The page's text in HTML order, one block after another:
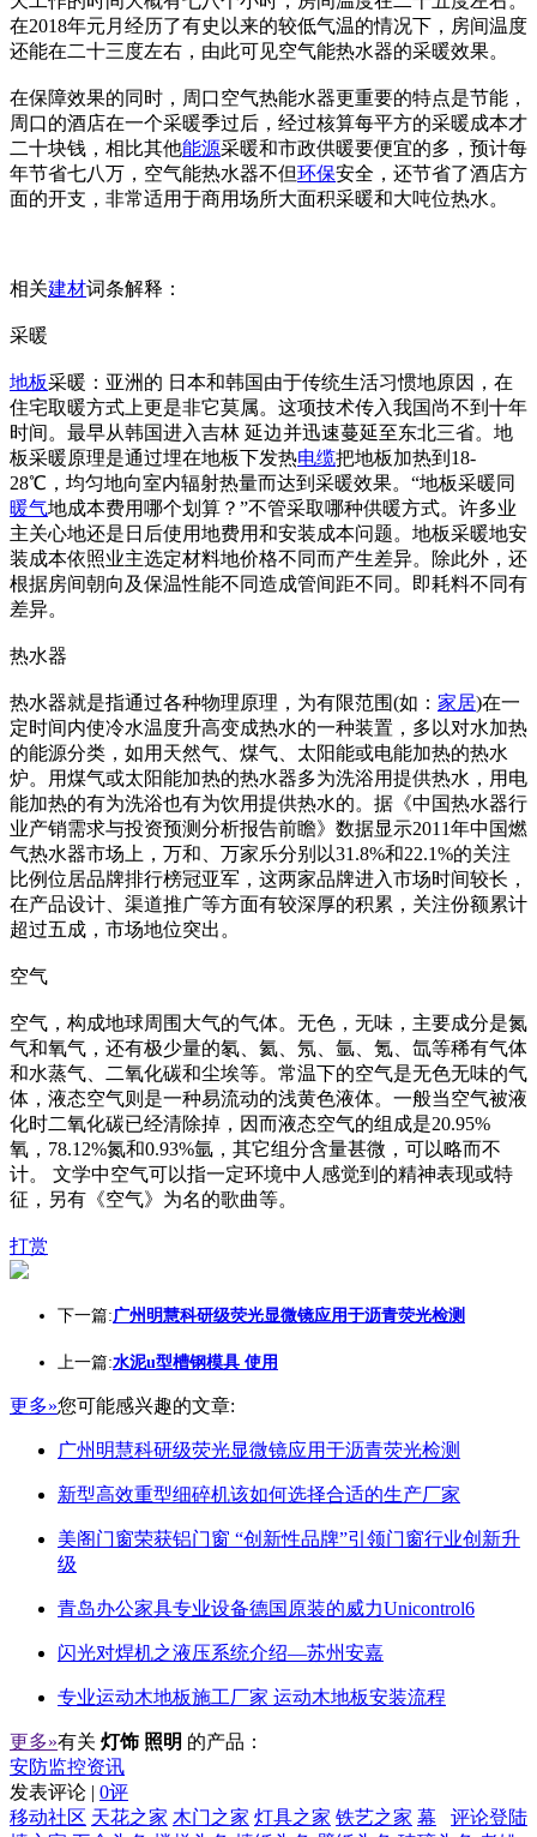
在2018年元月经历了有史以来的较低气温的情况下，房间温度
还能在二十三度左右，由此可见空气能热水器的采暖效果。
在保障效果的同时，周口空气热能水器更重要的特点是节能，
周口的酒店在一个采暖季过后，经过核算每平方的采暖成本才
二十块钱，相比其他能源采暖和市政供暖要便宜的多，预计每
年节省七八万，空气能热水器不但环保安全，还节省了酒店方
面的开支，非常适用于商用场所大面积采暖和大吨位热水。
相关建材词条解释：
采暖
地板采暖：亚洲的 日本和韩国由于传统生活习惯地原因，在
住宅取暖方式上更是非它莫属。这项技术传入我国尚不到十年
时间。最早从韩国进入吉林 延边并迅速蔓延至东北三省。地
板采暖原理是通过埋在地板下发热电缆把地板加热到18-
28℃，均匀地向室内辐射热量而达到采暖效果。“地板采暖同
暖气地成本费用哪个划算？”不管采取哪种供暖方式。许多业
主关心地还是日后使用地费用和安装成本问题。地板采暖地安
装成本依照业主选定材料地价格不同而产生差异。除此外，还
根据房间朝向及保温性能不同造成管间距不同。即耗料不同有
差异。
热水器
热水器就是指通过各种物理原理，为有限范围(如： 家居)在一
定时间内使冷水温度升高变成热水的一种装置，多以对水加热
的能源分类，如用天然气、煤气、太阳能或电能加热的热水
炉。用煤气或太阳能加热的热水器多为洗浴用提供热水，用电
能加热的有为洗浴也有为饮用提供热水的。据《中国热水器行
业产销需求与投资预测分析报告前瞻》数据显示2011年中国燃
气热水器市场上，万和、万家乐分别以31.8%和22.1%的关注
比例位居品牌排行榜冠亚军，这两家品牌进入市场时间较长，
在产品设计、渠道推广等方面有较深厚的积累，关注份额累计
超过五成，市场地位突出。
空气
空气，构成地球周围大气的气体。无色，无味，主要成分是氮
气和氧气，还有极少量的氡、氦、氖、氩、氪、氙等稀有气体
和水蒸气、二氧化碳和尘埃等。常温下的空气是无色无味的气
体，液态空气则是一种易流动的浅黄色液体。一般当空气被液
化时二氧化碳已经清除掉，因而液态空气的组成是20.95%
氧，78.12%氮和0.93%氩，其它组分含量甚微，可以略而不
计。 文学中空气可以指一定环境中人感觉到的精神表现或特
征，另有《空气》为名的歌曲等。
打赏
下一篇:广州明慧科研级荧光显微镜应用于沥青荧光检测
上一篇:水泥u型槽钢模具 使用
更多»您可能感兴趣的文章:
广州明慧科研级荧光显微镜应用于沥青荧光检测
新型高效重型细碎机该如何选择合适的生产厂家
美阁门窗荣获铝门窗 “创新性品牌”引领门窗行业创新升
级
青岛办公家具专业设备德国原装的威力Unicontrol6
闪光对焊机之液压系统介绍—苏州安嘉
专业运动木地板施工厂家 运动木地板安装流程
更多»有关 灯饰 照明 的产品：
安防监控资讯
发表评论 | 0评
评论登陆
移动社区 天花之家 木门之家 灯具之家 铁艺之家 幕